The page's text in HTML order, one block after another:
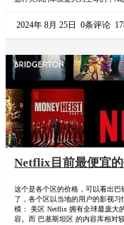
2024年 8月 25日 0条评论
Netflix目前最便宜
这个是各个区的价格，可以看出
了，各个区以当地的用户的影视
模： 美区 Netflix 拥有全球最庞大
容。而 巴基斯坦区 的内容库相对